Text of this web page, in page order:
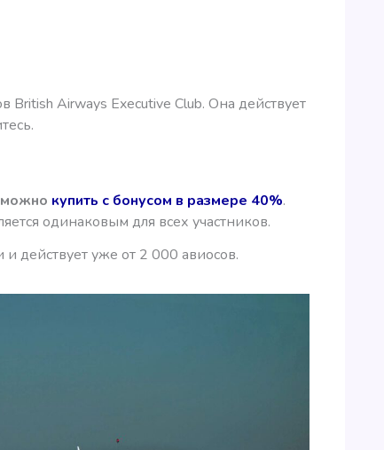
Airways Executive Club. Она действует
можно купить с бонусом в размере 40%.
одинаковым для всех участников.
действует уже от 2 000 авиосов.